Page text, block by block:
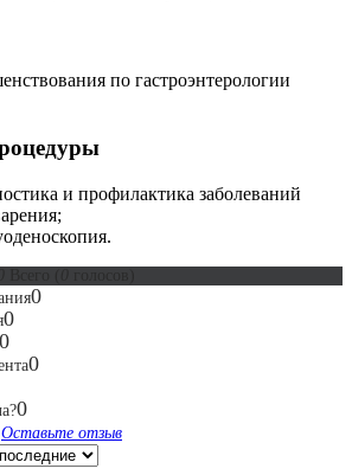
по гастроэнтерологии
и профилактика заболеваний
0
0
0
0
0
Оставьте отзыв